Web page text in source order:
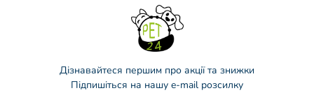
Дізнавайтеся першим про акції та знижки
Підпишіться на нашу e-mail розсилку